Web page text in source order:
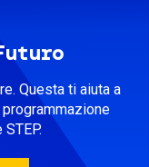
Questa ti aiuta a